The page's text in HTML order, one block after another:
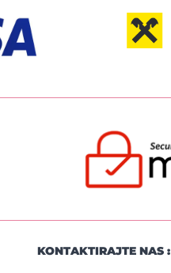
KONTAKTIRAJTE NAS :